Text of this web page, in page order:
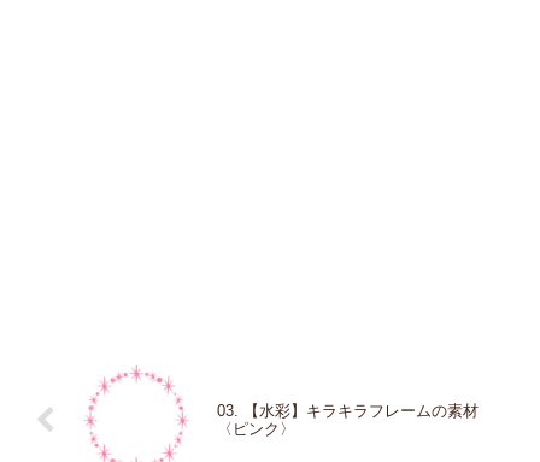
03. 【水彩】キラキラフレームの素材
〈ピンク〉